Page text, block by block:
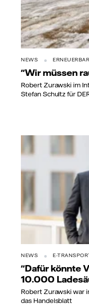
NEWS
"Wir müssen
Robert Zurawski im
Stefan Schultz für
NEWS E-
"Dafür könnte
10.000
Robert Zurawski war
das Handelsblatt